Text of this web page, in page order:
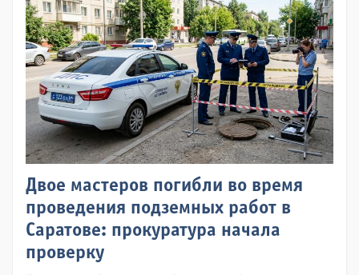
Двое мастеров погибли во время
проведения подземных работ в
Саратове: прокуратура начала
проверку